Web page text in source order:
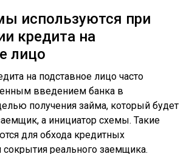
используются при
кредита на
лицо
на подставное лицо часто
введением банка в
получения займа, который будет
а инициатор схемы. Такие
для обхода кредитных
сокрытия реального заемщика.